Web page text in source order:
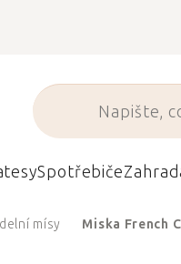
Spotřebiče
mísy Miska French